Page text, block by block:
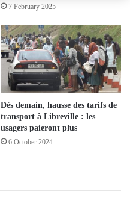
7 February 2025
Dès demain, hausse des tarifs de
transport à Libreville : les
usagers paieront plus
6 October 2024